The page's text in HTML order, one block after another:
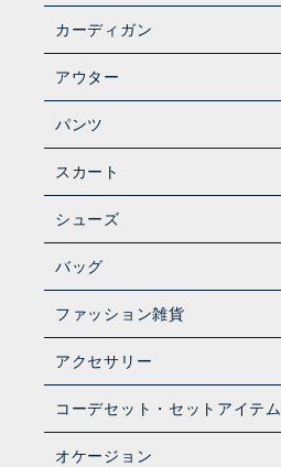
カーディガン
アウター
パンツ
スカート
シューズ
バッグ
ファッション雑貨
アクセサリー
コーデセット・セットアイテム
オケージョン